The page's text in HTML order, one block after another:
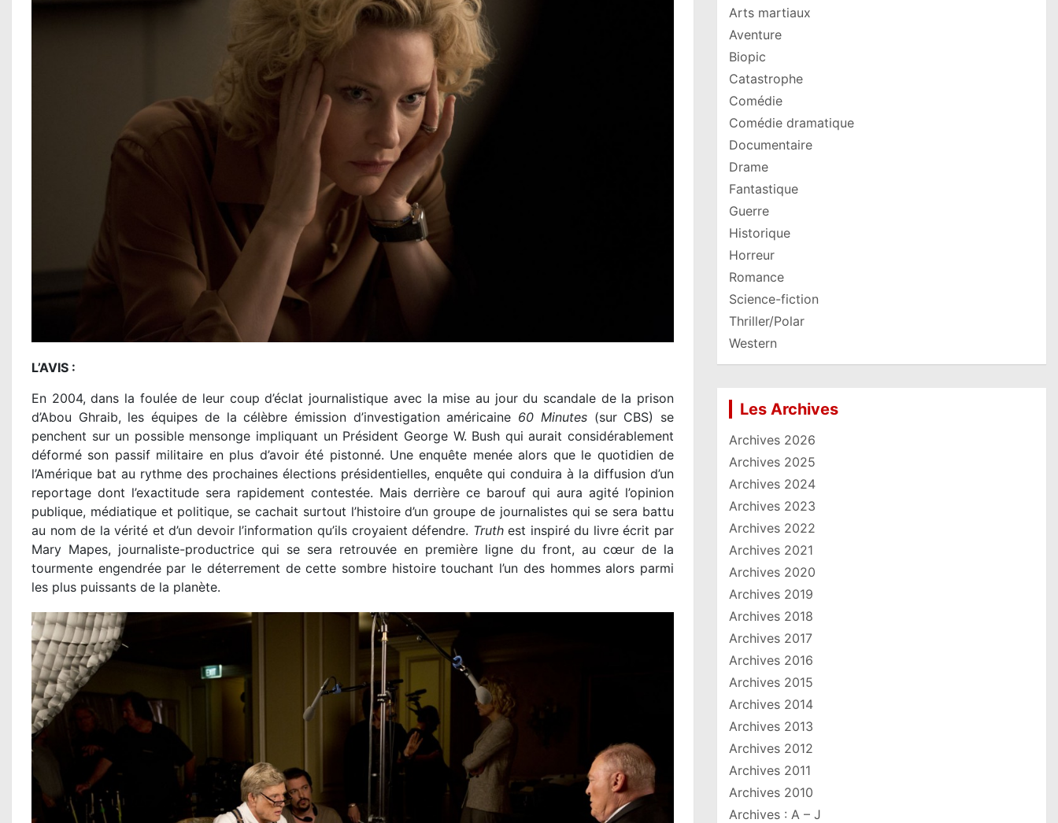
L’AVIS :
En 2004, dans la foulée de leur coup d’éclat journalistique avec la mise au jour du scandale de la prison
d’Abou Ghraib, les équipes de la célèbre émission d’investigation américaine 60 Minutes(sur CBS) se
penchent sur un possible mensonge impliquant un Président George W. Bush qui aurait considérablement
déformé son passif militaire en plus d’avoir été pistonné. Une enquête menée alors que le quotidien de
l’Amérique bat au rythme des prochaines élections présidentielles, enquête qui conduira à la diffusion d’un
reportage dont l’exactitude sera rapidement contestée. Mais derrière ce barouf qui aura agité l’opinion
publique, médiatique et politique, se cachait surtout l’histoire d’un groupe de journalistes qui se sera battu
au nom de la vérité et d’un devoir l’information qu’ils croyaient défendre. Truthest inspiré du livre écrit par
Mary Mapes, journaliste-productrice qui se sera retrouvée en première ligne du front, au cœur de la
tourmente engendrée par le déterrement de cette sombre histoire touchant l’un des hommes alors parmi
les plus puissants de la planète.
Arts martiaux
Aventure
Biopic
Catastrophe
Comédie
Comédie dramatique
Documentaire
Drame
Fantastique
Guerre
Historique
Horreur
Romance
Science-fiction
Thriller/Polar
Western
Les Archives
Archives 2026
Archives 2025
Archives 2024
Archives 2023
Archives 2022
Archives 2021
Archives 2020
Archives 2019
Archives 2018
Archives 2017
Archives 2016
Archives 2015
Archives 2014
Archives 2013
Archives 2012
Archives 2011
Archives 2010
Archives : A – J